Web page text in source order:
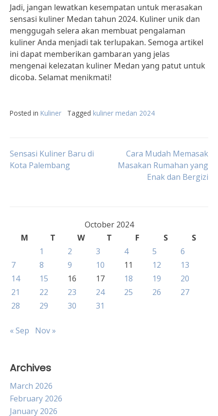
Jadi, jangan lewatkan kesempatan untuk merasakan
sensasi kuliner Medan tahun 2024. Kuliner unik dan
menggugah selera akan membuat pengalaman
kuliner Anda menjadi tak terlupakan. Semoga artikel
ini dapat memberikan gambaran yang jelas
mengenai kelezatan kuliner Medan yang patut untuk
dicoba. Selamat menikmati!
Posted in Kuliner Tagged kuliner medan 2024
Post
Sensasi Kuliner Baru di
Kota Palembang
Cara Mudah Memasak
Masakan Rumahan yang
Enak dan Bergizi
October 2024
M
T W T F S
S
1
2 3 4 5
6
7
8 9 10 11 12
13
14
15 16 17 18 19
20
21
22 23 24 25 26
27
28
29 30 31
« Sep Nov »
Archives
March 2026
February 2026
January 2026